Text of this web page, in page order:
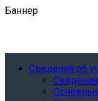
Баннер
Сведения об